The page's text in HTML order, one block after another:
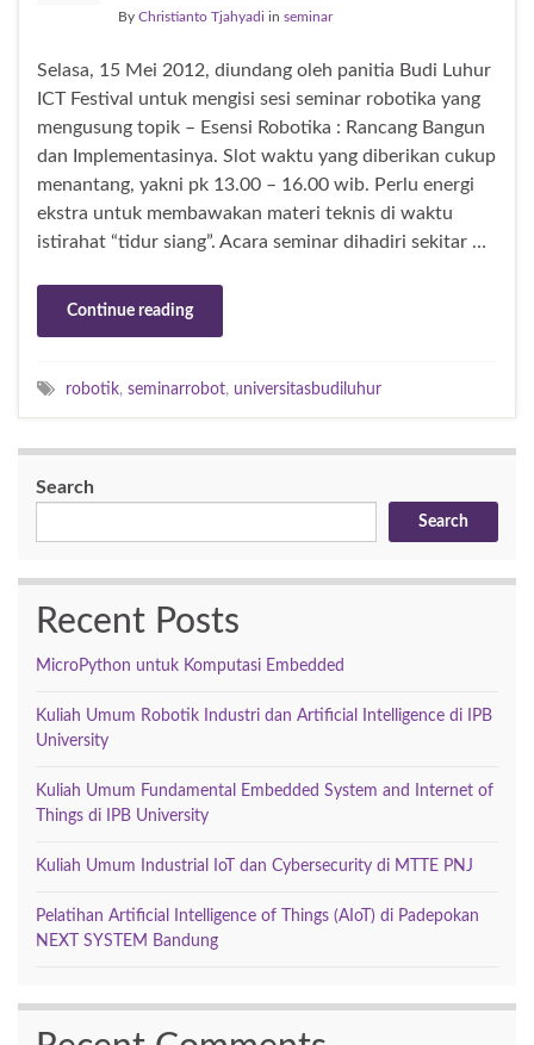
By Christianto Tjahyadi in seminar
Selasa, 15 Mei 2012, diundang oleh panitia Budi Luhur
ICT Festival untuk mengisi sesi seminar robotika yang
mengusung topik – Esensi Robotika : Rancang Bangun
dan Implementasinya. Slot waktu yang diberikan cukup
menantang, yakni pk 13.00 – 16.00 wib. Perlu energi
ekstra untuk membawakan materi teknis di waktu
istirahat “tidur siang”. Acara seminar dihadiri sekitar …
Continue reading
robotik, seminarrobot, universitasbudiluhur
Search
Search
Recent Posts
MicroPython untuk Komputasi Embedded
Kuliah Umum Robotik Industri dan Artificial Intelligence di IPB
University
Kuliah Umum Fundamental Embedded System and Internet of
Things di IPB University
Kuliah Umum Industrial IoT dan Cybersecurity di MTTE PNJ
Pelatihan Artificial Intelligence of Things (AIoT) di Padepokan
NEXT SYSTEM Bandung